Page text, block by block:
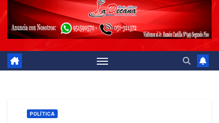
POLÍTICA